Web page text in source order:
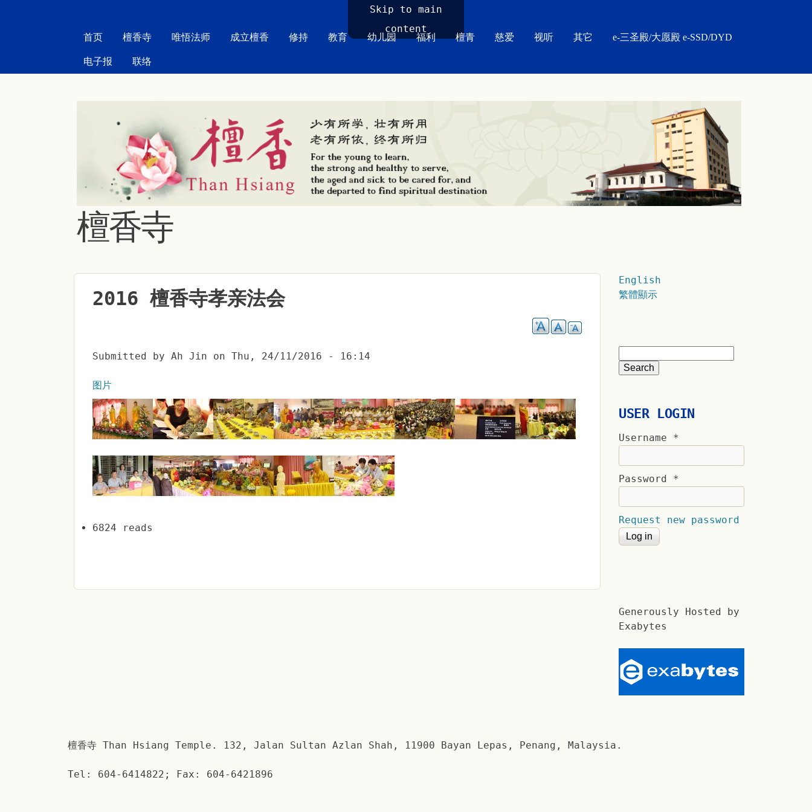
Skip to main
content
首页 檀香寺 唯悟法师 成立檀香 修持 教育 幼儿园 福利 檀青 慈爱 视听 其它 e-三圣殿/大愿殿 e-SSD/DYD
电子报 联络
檀香寺
2016 檀香寺孝亲法会
Submitted by Ah Jin on Thu, 24/11/2016 - 16:14
图片
6824 reads
English
繁體顯示
USER LOGIN
Username *
Password *
Request new password
Generously Hosted by
Exabytes
檀香寺 Than Hsiang Temple. 132, Jalan Sultan Azlan Shah, 11900 Bayan Lepas, Penang, Malaysia.
Tel: 604-6414822; Fax: 604-6421896